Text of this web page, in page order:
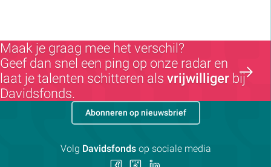
Maak je graag mee het verschil?
Geef dan snel een ping op onze radar en
laat je talenten schitteren als vrijwilliger bij
Davidsfonds.
Abonneren op nieuwsbrief
Volg Davidsfondsop sociale media